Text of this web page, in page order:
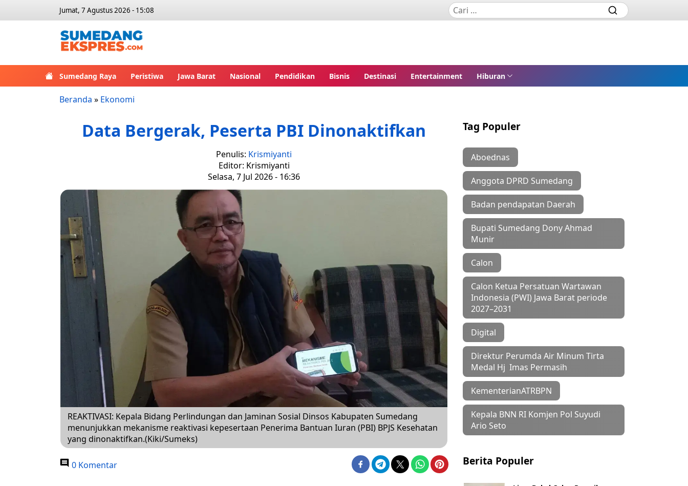
Jumat, 7 Agustus 2026 - 15:08
Sumedang Raya Peristiwa Jawa Barat Nasional Pendidikan Bisnis Destinasi Entertainment Hiburan
Beranda » Ekonomi
Data Bergerak, Peserta PBI Dinonaktifkan
Penulis: Krismiyanti
Editor: Krismiyanti
Selasa, 7 Jul 2026 - 16:36
REAKTIVASI: Kepala Bidang Perlindungan dan Jaminan Sosial Dinsos Kabupaten Sumedang
menunjukkan mekanisme reaktivasi kepesertaan Penerima Bantuan Iuran (PBI) BPJS Kesehatan
yang dinonaktifkan.(Kiki/Sumeks)
0 Komentar
Tag Populer
Aboednas
Anggota DPRD Sumedang
Badan pendapatan Daerah
Bupati Sumedang Dony Ahmad
Munir
Calon
Calon Ketua Persatuan Wartawan
Indonesia (PWI) Jawa Barat periode
2027–2031
Digital
Direktur Perumda Air Minum Tirta
Medal Hj Imas Permasih
KementerianATRBPN
Kepala BNN RI Komjen Pol Suyudi
Ario Seto
Berita Populer